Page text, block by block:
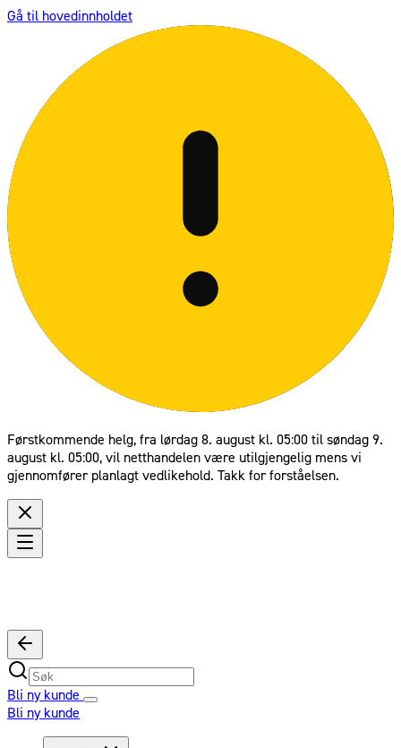
Gå til hovedinnholdet
Førstkommende helg, fra lørdag 8. august kl. 05:00 til søndag 9.
august kl. 05:00, vil netthandelen være utilgjengelig mens vi
gjennomfører planlagt vedlikehold. Takk for forståelsen.
Bli ny kunde
Bli ny kunde